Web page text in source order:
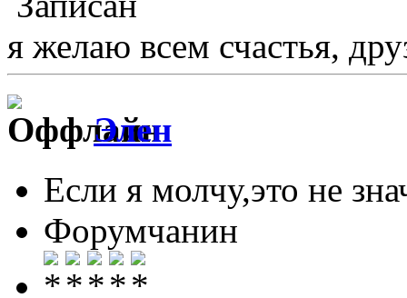
я желаю всем счастья,
Элен
Если я молчу,это не
Форумчанин